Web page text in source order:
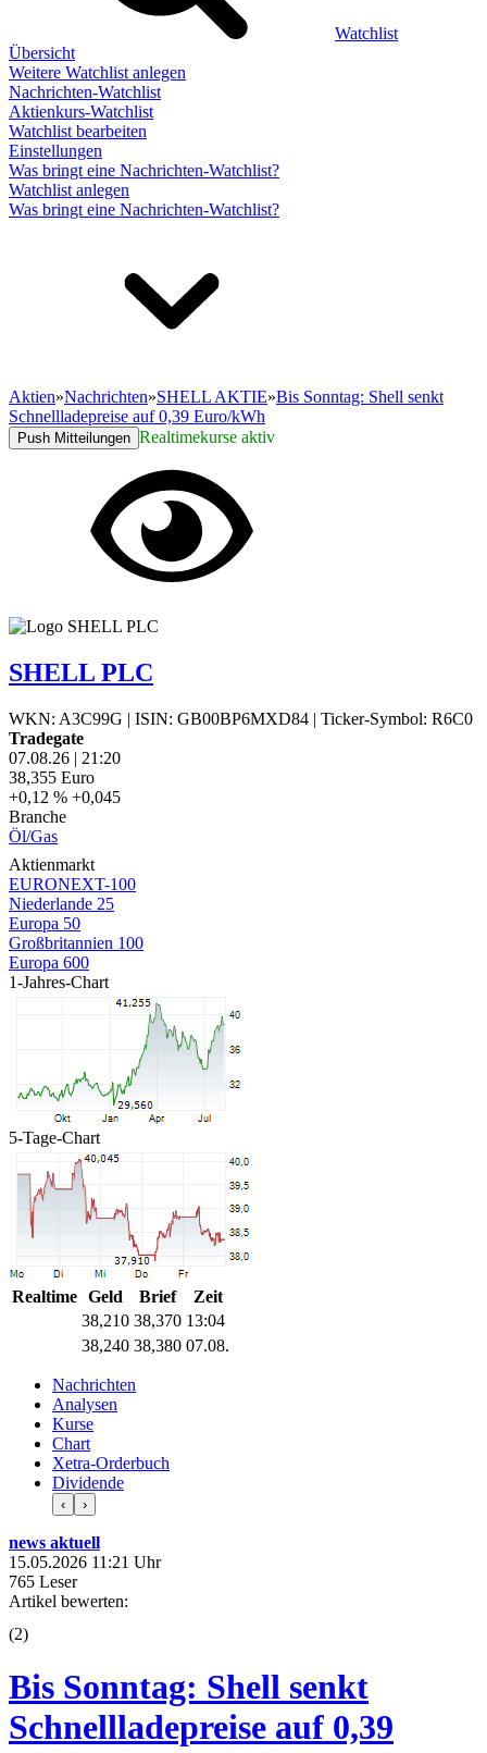
Watchlist
Übersicht
Weitere Watchlist anlegen
Nachrichten-Watchlist
Aktienkurs-Watchlist
Watchlist bearbeiten
Einstellungen
Was bringt eine Nachrichten-Watchlist?
Watchlist anlegen
Was bringt eine Nachrichten-Watchlist?
Aktien»Nachrichten»SHELL AKTIE»Bis Sonntag: Shell senkt
Schnellladepreise auf 0,39 Euro/kWh
Push Mitteilungen Realtimekurse aktiv
SHELL PLC
WKN: A3C99G | ISIN: GB00BP6MXD84 | Ticker-Symbol: R6C0
Tradegate
07.08.26 | 21:20
38,355 Euro
+0,12 % +0,045
Branche
Öl/Gas
Aktienmarkt
EURONEXT-100
Niederlande 25
Europa 50
Großbritannien 100
Europa 600
1-Jahres-Chart
5-Tage-Chart
Realtime Geld Brief
Zeit
38,210 38,370 13:04
38,240 38,380 07.08.
Nachrichten
Analysen
Kurse
Chart
Xetra-Orderbuch
Dividende
‹ ›
news aktuell
15.05.2026 11:21 Uhr
765 Leser
Artikel bewerten:
(2)
Bis Sonntag: Shell senkt
Schnellladepreise auf 0,39